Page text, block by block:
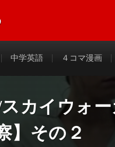
中学英語 ４コマ漫画
カイウォ
】その２